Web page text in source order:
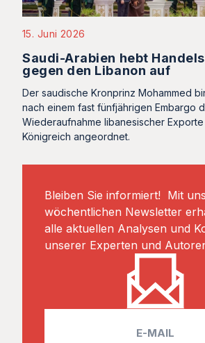
15. Juni 2026
Saudi-Arabien hebt
gegen den Libanon auf
Der saudische Kronprinz Mohammed
nach einem fast fünfjährigen Embargo
Wiederaufnahme libanesischer Exporte
Königreich angeordnet.
Bleiben Sie informiert! Mit
wöchentlichen Newsletter
alle aktuellen Analysen und
unserer Experten und